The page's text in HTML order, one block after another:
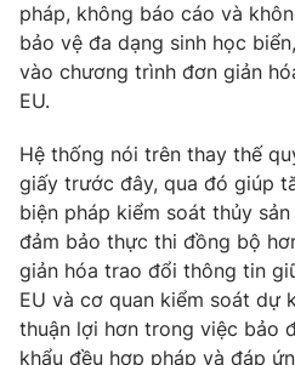
Tư vấn
Chuyên mục khác
Emagazine
Photo
Video
VTV Money
pháp, không báo cáo và
bảo vệ đa dạng sinh học
vào chương trình đơn giản
EU.
Hệ thống nói trên thay thế
giấy trước đây, qua đó giúp
biện pháp kiểm soát thủy
đảm bảo thực thi đồng bộ
giản hóa trao đổi thông tin
EU và cơ quan kiểm soát dự
thuận lợi hơn trong việc bảo
khẩu đều hợp pháp và đáp